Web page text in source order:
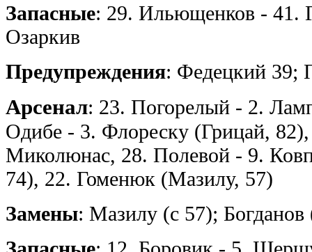
Запасные: 29. Ильющенков - 41.
Озаркив
Предупреждения: Федецкий 39;
Арсенал: 23. Погорелый - 2.
Одибе - 3. Флореску (Грицай,
Миколюнас, 28. Полевой - 9.
74), 22. Гоменюк (Мазилу, 57)
Замены: Мазилу (с 57);